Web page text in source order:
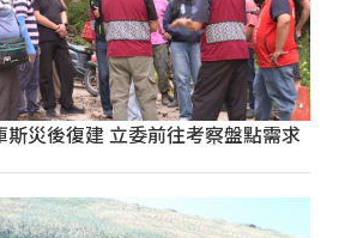
斯災後復建 立委前往考察盤點需求